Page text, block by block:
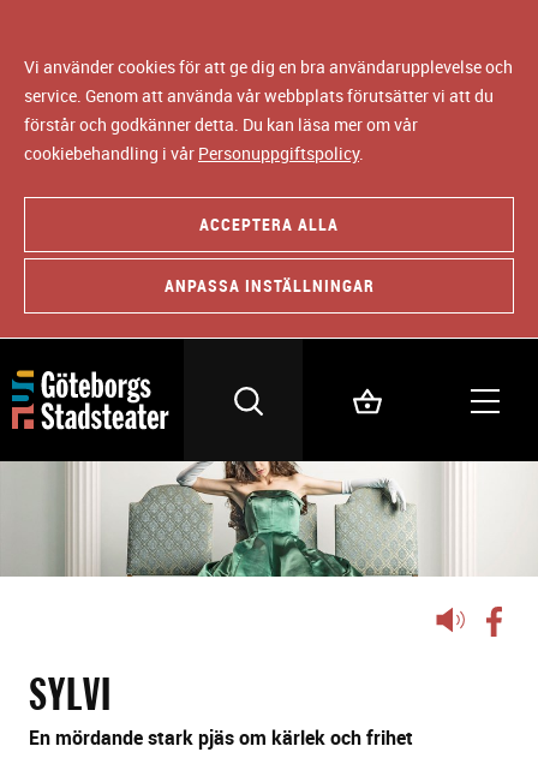
Vi använder cookies för att ge dig en bra användarupplevelse och
service. Genom att använda vår webbplats förutsätter vi att du
förstår och godkänner detta. Du kan läsa mer om vår
cookiebehandling i vår Personuppgiftspolicy.
ACCEPTERA ALLA
ANPASSA INSTÄLLNINGAR
Lyssna
SYLVI
En mördande stark pjäs om kärlek och frihet